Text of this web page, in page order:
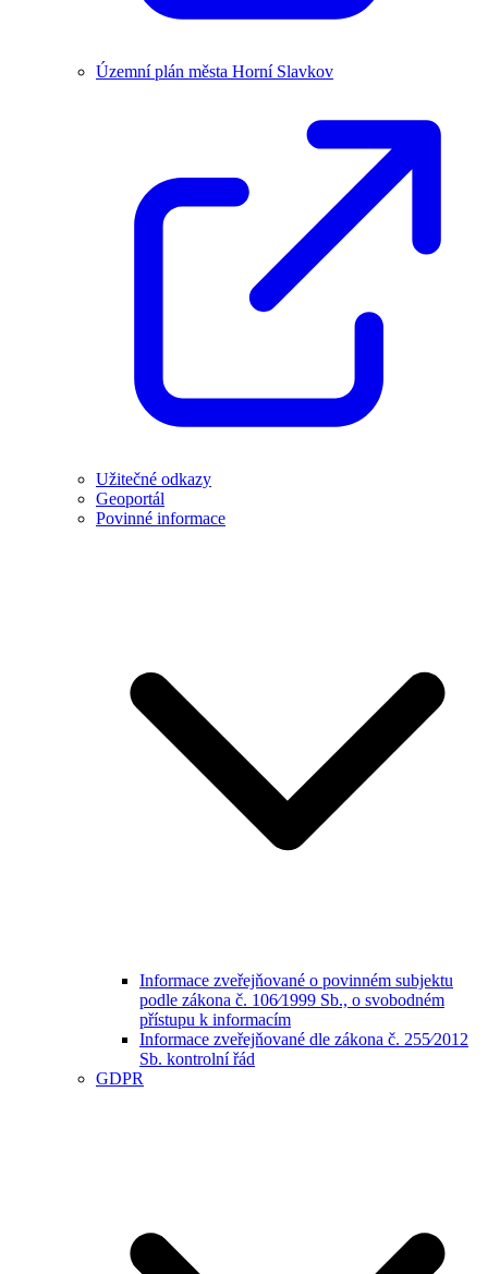
Územní plán města Horní Slavkov
Užitečné odkazy
Geoportál
Povinné informace
Informace zveřejňované o povinném subjektu
podle zákona č. 106⁄1999 Sb., o svobodném
přístupu k informacím
Informace zveřejňované dle zákona č. 255⁄2012
Sb. kontrolní řád
GDPR